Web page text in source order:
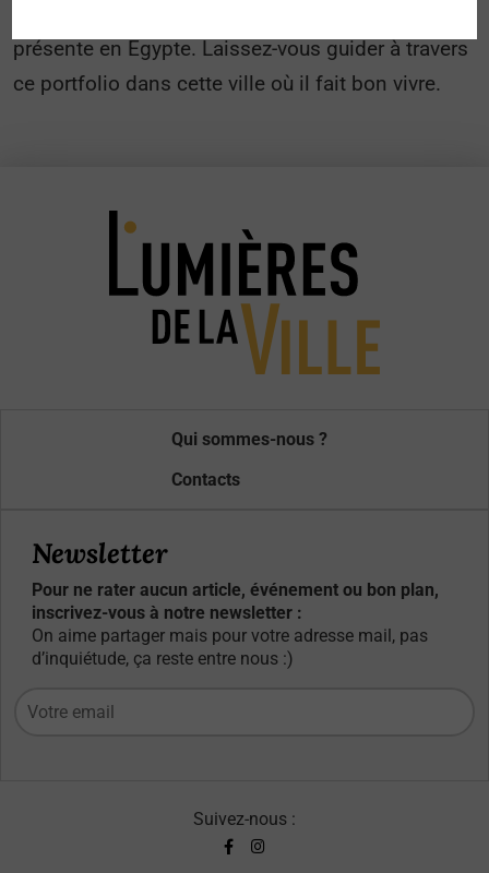
présente en Egypte. Laissez-vous guider à travers
ce portfolio dans cette ville où il fait bon vivre.
Qui sommes-nous ?
Contacts
Newsletter
Pour ne rater aucun article, événement ou bon plan,
inscrivez-vous à notre newsletter :
On aime partager mais pour votre adresse mail, pas
d’inquiétude, ça reste entre nous :)
Suivez-nous :